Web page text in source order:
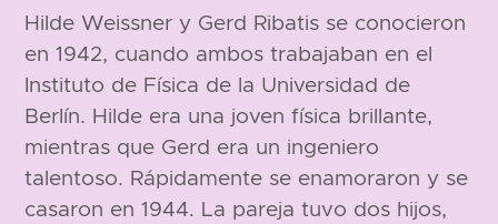
Hilde Weissner y Gerd Ribatis se conocieron
en 1942, cuando ambos trabajaban en el
Instituto de Física de la Universidad de
Berlín. Hilde era una joven física brillante,
mientras que Gerd era un ingeniero
talentoso. Rápidamente se enamoraron y se
casaron en 1944. La pareja tuvo dos hijos,
1909